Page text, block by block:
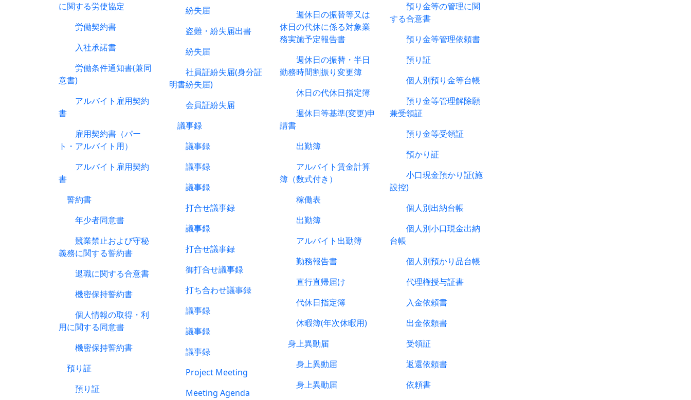
に関する労使協定
労働契約書
入社承諾書
労働条件通知書(兼同
意書)
アルバイト雇用契約
書
雇用契約書（パー
ト・アルバイト用）
アルバイト雇用契約
書
誓約書
年少者同意書
競業禁止および守秘
義務に関する誓約書
退職に関する合意書
機密保持誓約書
個人情報の取得・利
用に関する同意書
機密保持誓約書
預り証
預り証
紛失届
盗難・紛失届出書
紛失届
社員証紛失届(身分証
明書紛失届)
会員証紛失届
議事録
議事録
議事録
議事録
打合せ議事録
議事録
打合せ議事録
御打合せ議事録
打ち合わせ議事録
議事録
議事録
議事録
Project Meeting
Meeting Agenda
週休日の振替等又は
休日の代休に係る対象業
務実施予定報告書
週休日の振替・半日
勤務時間割振り変更簿
休日の代休日指定簿
週休日等基準(変更)申
請書
出勤簿
アルバイト賃金計算
簿（数式付き）
稼働表
出勤簿
アルバイト出勤簿
勤務報告書
直行直帰届け
代休日指定簿
休暇簿(年次休暇用)
身上異動届
身上異動届
身上異動届
預り金等の管理に関
する合意書
預り金等管理依頼書
預り証
個人別預り金等台帳
預り金等管理解除願
兼受領証
預り金等受領証
預かり証
小口現金預かり証(施
設控)
個人別出納台帳
個人別小口現金出納
台帳
個人別預かり品台帳
代理権授与証書
入金依頼書
出金依頼書
受領証
返還依頼書
依頼書